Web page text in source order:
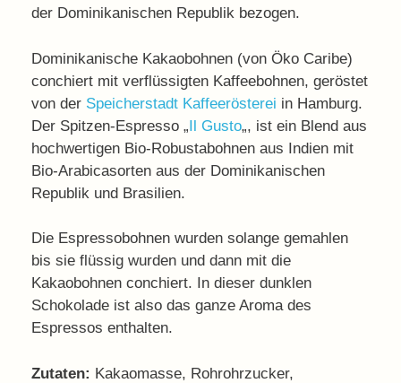
der Dominikanischen Republik bezogen.
Dominikanische Kakaobohnen (von Öko Caribe)
conchiert mit verflüssigten Kaffeebohnen, geröstet
von der Speicherstadt Kaffeerösterei in Hamburg.
Der Spitzen-Espresso „Il Gusto„, ist ein Blend aus
hochwertigen Bio-Robustabohnen aus Indien mit
Bio-Arabicasorten aus der Dominikanischen
Republik und Brasilien.
Die Espressobohnen wurden solange gemahlen
bis sie flüssig wurden und dann mit die
Kakaobohnen conchiert. In dieser dunklen
Schokolade ist also das ganze Aroma des
Espressos enthalten.
Zutaten: Kakaomasse, Rohrohrzucker,